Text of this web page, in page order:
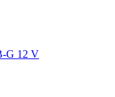
G 12 V